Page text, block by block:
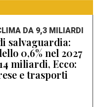
DA 9,3 MILIARDI
salvaguardia:
0,6% nel 2027
miliardi, Ecco:
e trasporti